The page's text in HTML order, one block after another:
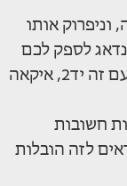
וניפרוק אותו
לספק לכם
שרות המלא להרכבת ארונות לא משנה עם זה יד2, איקאה
חשובות
לזה הובלות